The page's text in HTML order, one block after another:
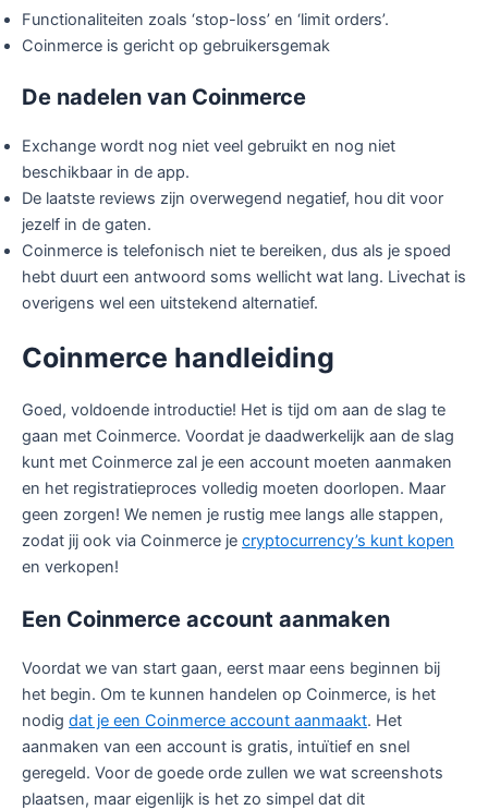
Functionaliteiten zoals ‘stop-loss’ en ‘limit orders’.
Coinmerce is gericht op gebruikersgemak
De nadelen van Coinmerce
Exchange wordt nog niet veel gebruikt en nog niet
beschikbaar in de app.
De laatste reviews zijn overwegend negatief, hou dit voor
jezelf in de gaten.
Coinmerce is telefonisch niet te bereiken, dus als je spoed
hebt duurt een antwoord soms wellicht wat lang. Livechat is
overigens wel een uitstekend alternatief.
Coinmerce handleiding
Goed, voldoende introductie! Het is tijd om aan de slag te
gaan met Coinmerce. Voordat je daadwerkelijk aan de slag
kunt met Coinmerce zal je een account moeten aanmaken
en het registratieproces volledig moeten doorlopen. Maar
geen zorgen! We nemen je rustig mee langs alle stappen,
zodat jij ook via Coinmerce je cryptocurrency’s kunt kopen
en verkopen!
Een Coinmerce account aanmaken
Voordat we van start gaan, eerst maar eens beginnen bij
het begin. Om te kunnen handelen op Coinmerce, is het
nodig dat je een Coinmerce account aanmaakt. Het
aanmaken van een account is gratis, intuïtief en snel
geregeld. Voor de goede orde zullen we wat screenshots
plaatsen, maar eigenlijk is het zo simpel dat dit